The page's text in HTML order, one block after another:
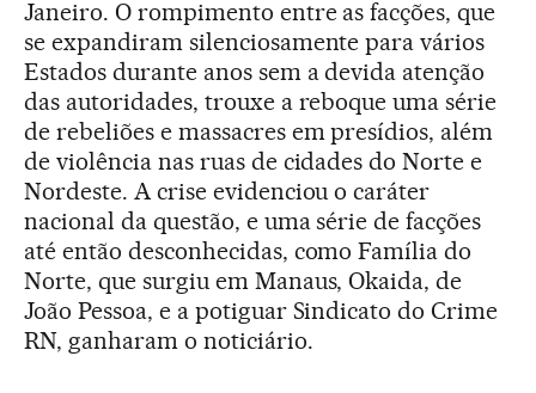
Janeiro. O rompimento entre as facções, que
se expandiram silenciosamente para vários
Estados durante anos sem a devida atenção
das autoridades, trouxe a reboque uma série
de rebeliões e massacres em presídios, além
de violência nas ruas de cidades do Norte e
Nordeste. A crise evidenciou o caráter
nacional da questão, e uma série de facções
até então desconhecidas, como Família do
Norte, que surgiu em Manaus, Okaida, de
João Pessoa, e a potiguar Sindicato do Crime
RN, ganharam o noticiário.